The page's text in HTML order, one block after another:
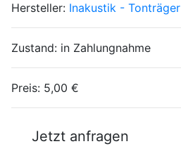
Hersteller: Inakustik - Tonträger
Zustand: in Zahlungnahme
Preis: 5,00 €
Jetzt anfragen